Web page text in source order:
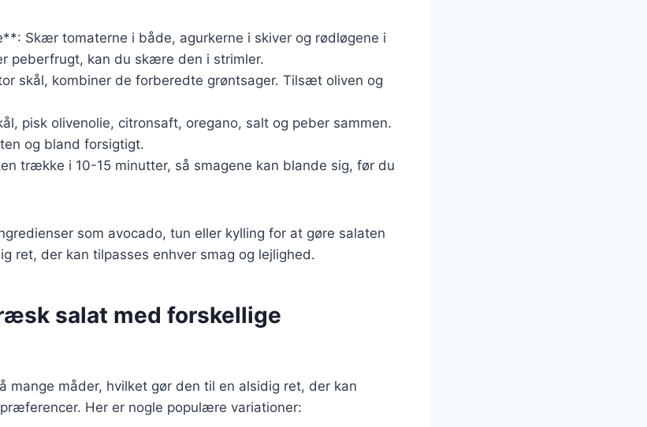
Skær tomaterne i både, agurkerne i skiver og rødløgene i
peberfrugt, kan du skære den i strimler.
skål, kombiner de forberedte grøntsager. Tilsæt oliven og
pisk olivenolie, citronsaft, oregano, salt og peber sammen.
og bland forsigtigt.
trække i 10-15 minutter, så smagene kan blande sig, før du
som avocado, tun eller kylling for at gøre salaten
ret, der kan tilpasses enhver smag og lejlighed.
salat med forskellige
mange måder, hvilket gør den til en alsidig ret, der kan
Her er nogle populære variationer: